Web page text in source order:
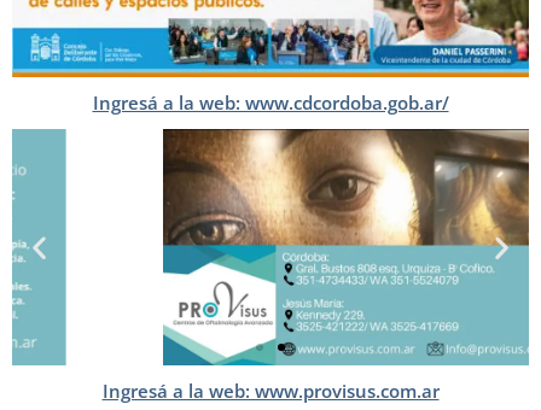
Ingresá a la web: www.cdcordoba.gob.ar/
Ingresá a la web: www.provisus.com.ar